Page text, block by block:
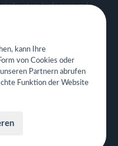
Lieferung und
App für Restaurant
kann Ihre
von Cookies oder
Partnern abrufen
Funktion der Website